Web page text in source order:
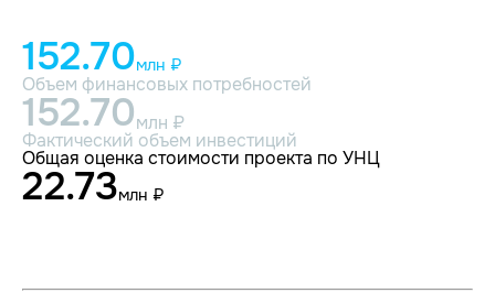
152.70млн ₽
Объем финансовых потребностей
152.70млн ₽
Фактический объем инвестиций
Общая оценка стоимости проекта по УНЦ
22.73млн ₽